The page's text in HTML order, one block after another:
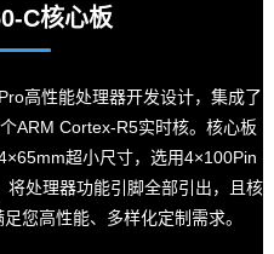
C核心板
高性能处理器开发设计，集成了
ARM Cortex-R5实时核。核心板
超小尺寸，选用4×100Pin
将处理器功能引脚全部引出，且核
您高性能、多样化定制需求。